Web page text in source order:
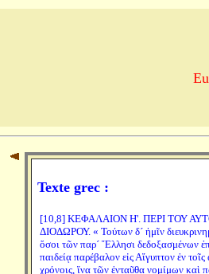
Texte grec :
[10,8] ΚΕΦΑΛΑΙΟΝ Η'. ΠΕΡΙ ΤΟΥ
ΔΙΟΔΩΡΟΥ. « Τούτων δ´ ἡμῖν
ὅσοι τῶν παρ´ Ἕλλησι δεδοξασμένων
παιδείᾳ παρέβαλον εἰς Αἴγυπτον ἐν τοῖς
χρόνοις, ἵνα τῶν ἐνταῦθα νομίμων καὶ